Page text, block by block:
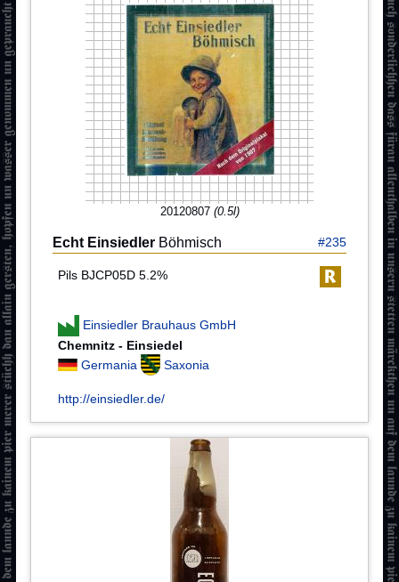
20120807 (0.5l)
Echt Einsiedler Böhmisch #235
Pils BJCP05D 5.2%
Einsiedler Brauhaus GmbH
Chemnitz - Einsiedel
Germania
Saxonia
http://einsiedler.de/